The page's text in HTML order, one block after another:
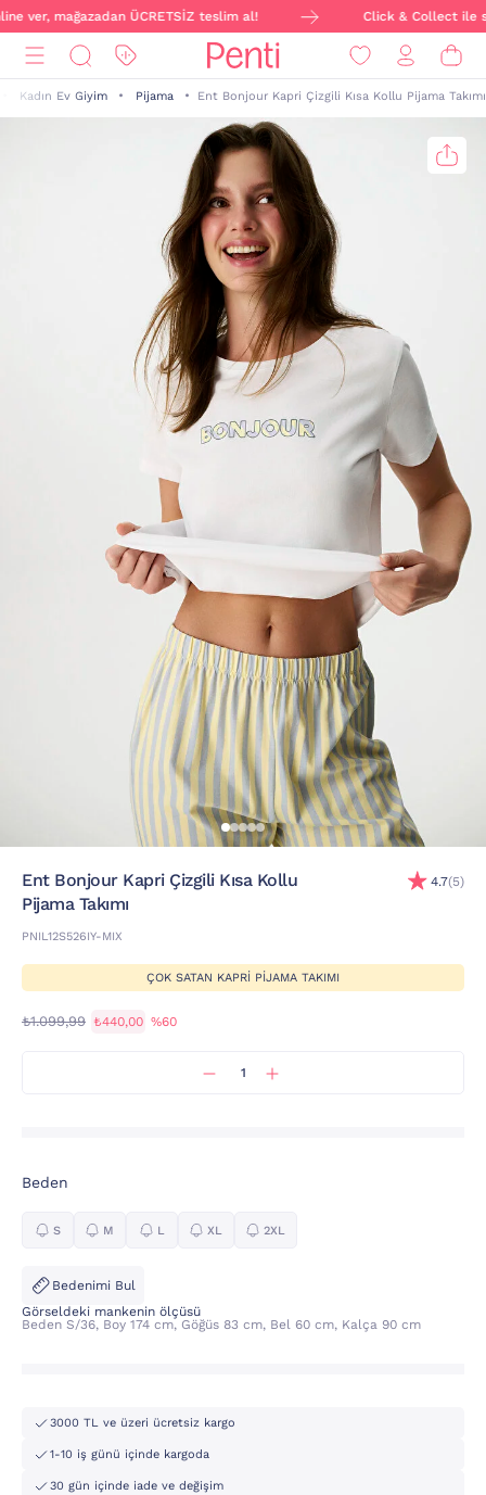
ver, mağazadan ÜCRETSİZ teslim al! Click & Collect ile
Kadın Ev Giyim Pijama Ent Bonjour Kapri Çizgili Kısa Kollu Pijama Takımı
Ent Bonjour Kapri Çizgili Kısa Kollu
Pijama Takımı
PNIL12S526IY-MIX
4.7(5)
ÇOK SATAN KAPRI PIJAMA TAKIMI
₺1.099,99 ₺440,00 %60
Beden
S M L XL 2XL
Bedenimi Bul
Görseldeki mankenin ölçüsü
Beden S/36, Boy 174 cm, Göğüs 83 cm, Bel 60 cm, Kalça 90 cm
3000 TL ve üzeri ücretsiz kargo
1-10 iş günü içinde kargoda
30 gün içinde iade ve değişim